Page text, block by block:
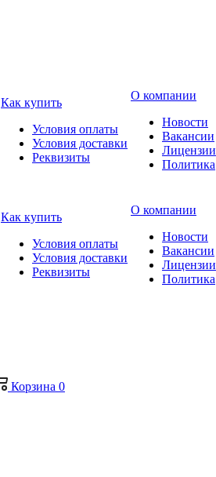
Как купить
Условия оплаты
Условия доставки
Реквизиты
О компании
Новости
Вакансии
Лицензии
Политика
Как купить
Условия оплаты
Условия доставки
Реквизиты
О компании
Новости
Вакансии
Лицензии
Политика
Корзина 0